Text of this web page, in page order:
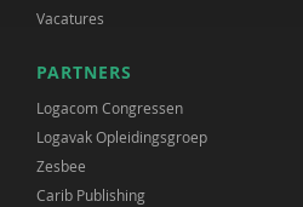
Vacatures
PARTNERS
Logacom Congressen
Logavak Opleidingsgroep
Zesbee
Carib Publishing